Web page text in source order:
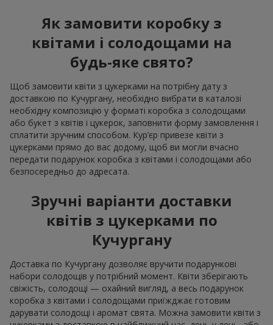
Як замовити коробку з
квітами і солодощами на
будь-яке свято?
Щоб замовити квіти з цукерками на потрібну дату з
доставкою по Кучургану, необхідно вибрати в каталозі
необхідну композицію у форматі коробка з солодощами
або букет з квітів і цукерок, заповнити форму замовлення і
сплатити зручним способом. Кур’єр привезе квіти з
цукерками прямо до вас додому, щоб ви могли вчасно
передати подарунок коробка з квітами і солодощами або
безпосередньо до адресата.
Зручні варіанти доставки
квітів з цукерками по
Кучургану
Доставка по Кучургану дозволяє вручити подарункові
набори солодощів у потрібний момент. Квіти зберігають
свіжість, солодощі — охайний вигляд, а весь подарунок
коробка з квітами і солодощами приїжджає готовим
дарувати солодощі і аромат свята. Можна замовити квіти з